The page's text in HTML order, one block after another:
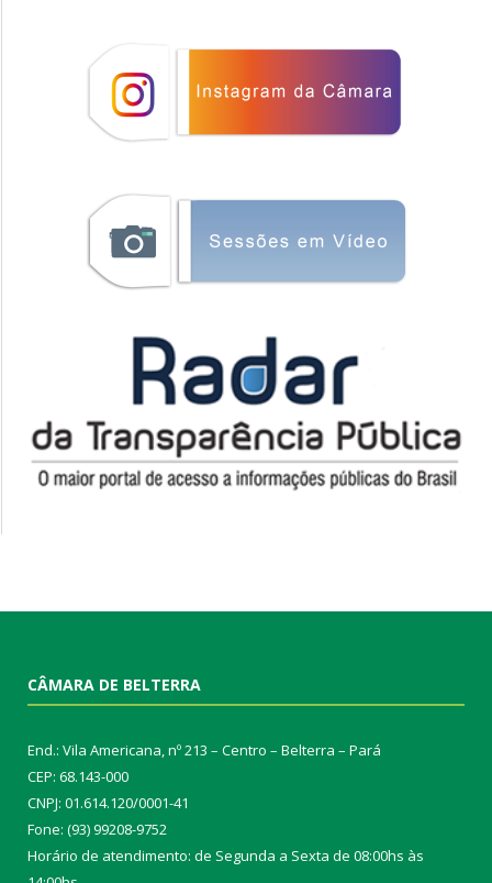
CÂMARA DE BELTERRA
End.: Vila Americana, nº 213 – Centro – Belterra – Pará
CEP: 68.143-000
CNPJ: 01.614.120/0001-41
Fone: (93) 99208-9752
Horário de atendimento: de Segunda a Sexta de 08:00hs às